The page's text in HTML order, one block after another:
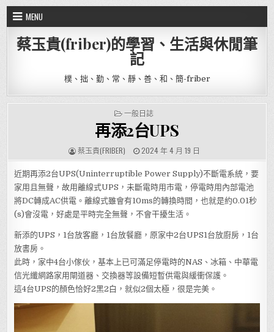
Skip to content
MENU
蔡玉貴(friber)的學習、生活與休閒筆
記
樸、拙、勤、常、靜、善、和、簡-friber
POSTED IN
一般日誌
再添2台UPS
AUTHOR:
蔡玉貴(FRIBER) PUBLISHED DATE:
2024 年 4 月 19 日
近期再添2台UPS(Uninterruptible Power Supply)不斷電系統，要
家用且無聲，故用離線式UPS，未斷電時用市電，停電時用內部電池
將DC轉成AC供電。離線式雖會有10ms的轉換時間，也就是約0.01秒
(s)會沒電，好處是平時完全無聲，不會干擾生活。
新添的UPS，1台放客廳，1台放餐廳，原家中2台UPS1台放廚房，1台
放書房。
此時，家中4台小傢伙，基本上已可滿足停電時的NAS、冰箱、中華電
信光纖網路家用閘道器、交換器等設備短暫供電與緩衝保護。
這4台UPS的顏色恰好2黑2白，就似2個太極，很是完美。